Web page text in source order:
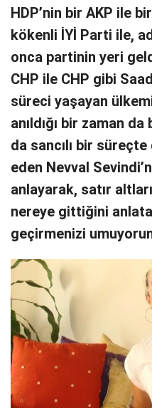
HDP’nin bir AKP ile
kökenli İYİ Parti ile,
onca partinin yeri
CHP ile CHP gibi
süreci yaşayan
anıldığı bir zaman
da sancılı bir
eden Nevval
anlayarak, satır
nereye gittiğini
geçirmenizi